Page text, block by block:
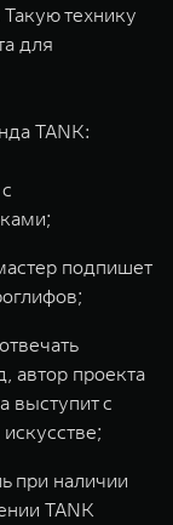
WEY 80
технику
для
TANK:
подпишет
автор проекта
выступит с
при наличии
TANK